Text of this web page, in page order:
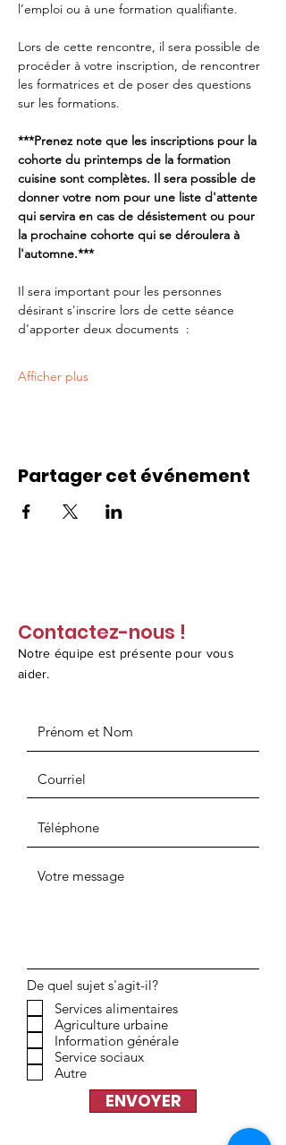
l’emploi ou à une formation qualifiante.
Lors de cette rencontre, il sera possible de
procéder à votre inscription, de rencontrer
les formatrices et de poser des questions
sur les formations.
***Prenez note que les inscriptions pour la
cohorte du printemps de la formation
cuisine sont complètes. Il sera possible de
donner votre nom pour une liste d'attente
qui servira en cas de désistement ou pour
la prochaine cohorte qui se déroulera à
l'automne.***
Il sera important pour les personnes
désirant s'inscrire lors de cette séance
d’apporter deux documents  :
Afficher plus
Partager cet événement
Contactez-nous !
Notre équipe est présente pour vous
aider.
De quel sujet s'agit-il?
Services alimentaires
Agriculture urbaine
Information générale
Service sociaux
Autre
ENVOYER